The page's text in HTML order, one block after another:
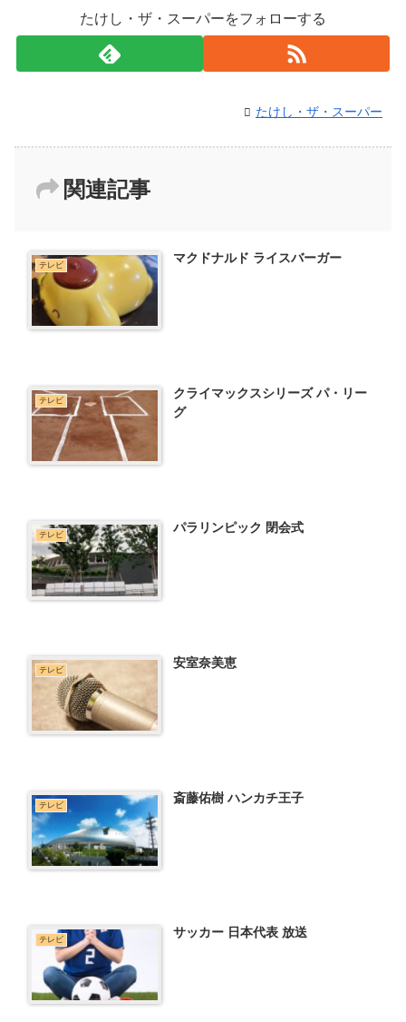
たけし・ザ・スーパーをフォローする
たけし・ザ・スーパー
関連記事
テレビ マクドナルド ライスバーガー
テレビ
クライマックスシリーズ パ・リー
グ
テレビ パラリンピック 閉会式
テレビ 安室奈美恵
テレビ 斎藤佑樹 ハンカチ王子
テレビ サッカー 日本代表 放送